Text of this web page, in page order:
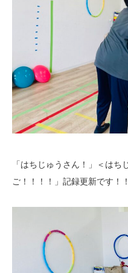
「はちじゅうさん！」＜はち
ご！！！！」記録更新です！！